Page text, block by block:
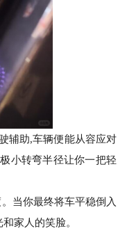
辅助,车辆便能从容应对
小转弯半径让你一把轻
当你最终将车平稳倒入
家人的笑脸。